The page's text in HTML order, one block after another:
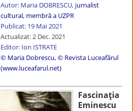
Autor: Maria DOBRESCU, jurnalist
cultural, membră a UZPR
Publicat: 19 Mai 2021
Actualizat: 2 Dec. 2021
Editor: Ion ISTRATE
© Maria Dobrescu, © Revista Luceafărul
(www.luceafarul.net)
Fascinaţia
Eminescu